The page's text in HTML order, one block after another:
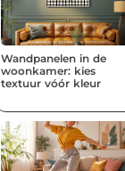
Wandpanelen in de
woonkamer: kies
textuur vóór kleur